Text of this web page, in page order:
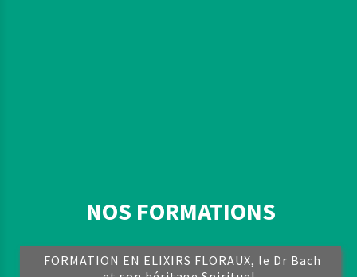
NOS FORMATIONS
FORMATION EN ELIXIRS FLORAUX, le Dr Bach